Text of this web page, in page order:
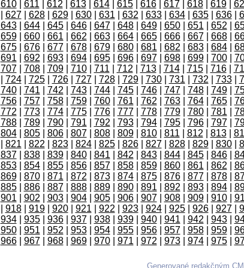
610| 611 612 613| 614| 615| 616| 617| 618| 619|
627| 628| 629| 630| 631 632 633| 634| 635| 636|
643| 644| 645| 646| 647| 648| 649| 650| 651 652
659| 660| 661 662 663| 664| 665| 666| 667| 668|
675| 676| 677| 678| 679| 680| 681 682 683| 684|
691
692 693| 694| 695| 696| 697| 698| 699| 700|
707| 708| 709| 710| 711 712 713| 714| 715| 716|
724| 725| 726| 727| 728| 729| 730| 731 732 733|
740| 741 742 743| 744| 745| 746| 747| 748| 749|
756| 757| 758| 759| 760| 761 762 763| 764| 765|
772
773| 774| 775| 776| 777| 778| 779| 780| 781
788| 789| 790| 791 792 793| 794| 795| 796| 797|
804| 805| 806| 807| 808| 809| 810| 811 812 813|
821 822 823| 824| 825| 826| 827| 828| 829| 830|
837| 838| 839| 840| 841 842 843| 844| 845| 846|
853| 854| 855| 856| 857| 858| 859| 860| 861 862
869| 870| 871 872 873| 874| 875| 876| 877| 878|
885| 886| 887| 888| 889| 890| 891 892 893| 894|
901
902 903| 904| 905| 906| 907| 908| 909| 910|
918| 919| 920| 921 922 923| 924| 925| 926| 927|
934| 935| 936| 937| 938| 939| 940| 941 942 943|
950| 951 952 953| 954| 955| 956| 957| 958| 959|
966| 967| 968| 969| 970| 971 972 973| 974| 975|
Generované redakčným